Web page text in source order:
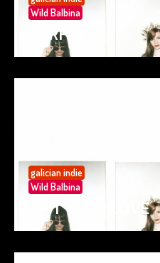
Wild Balbina
SURFIN’
galician indie
Wild Balbina
SPIT YOUR LOVE